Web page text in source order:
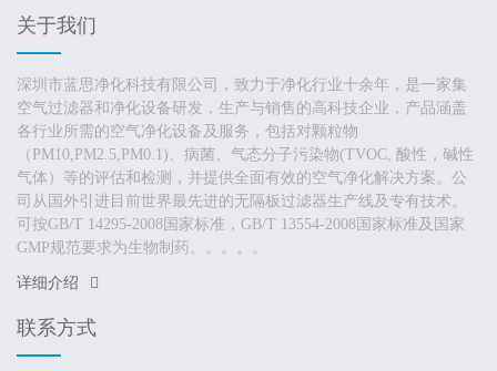
关于我们
深圳市蓝思净化科技有限公司，致力于净化行业十余年，是一家集
空气过滤器和净化设备研发，生产与销售的高科技企业，产品涵盖
各行业所需的空气净化设备及服务，包括对颗粒物
（PM10,PM2.5,PM0.1)、病菌、气态分子污染物(TVOC, 酸性，碱性
气体）等的评估和检测，并提供全面有效的空气净化解决方案。公
司从国外引进目前世界最先进的无隔板过滤器生产线及专有技术。
可按GB/T 14295-2008国家标准，GB/T 13554-2008国家标准及国家
GMP规范要求为生物制药。。。。。
详细介绍
联系方式